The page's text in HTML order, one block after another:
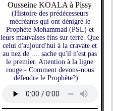
Ousseine KOALA à Pissy
(Histoire des prédécesseurs
mécréants qui ont dénigré le
Prophète Mohammad (PSL) et
leurs mauvaises fins sur terre. Que
celui d'aujourd'hui à la cravate et
au nez de .... sache qu'il n'est pas
le premier. Attention à la ligne
rouge - Comment devons-nous
défendre le Prophète?)